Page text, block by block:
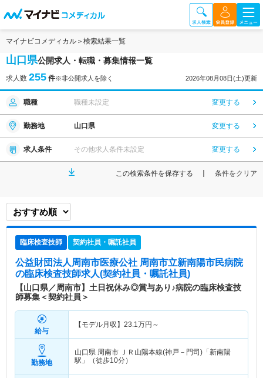
マイナビコメディカル 検索結果一覧
山口県公開求人・転職・募集情報一覧
求人数 255 件※非公開求人を除く 2026年08月08日(土)更新
職種 職種未設定 変更する
勤務地 山口県 変更する
求人条件 その他求人条件未設定 変更する
この検索条件を保存する 条件をクリア
臨床検査技師 契約社員・嘱託社員
公益財団法人周南市医療公社 周南市立新南陽市民病院
の臨床検査技師求人(契約社員・嘱託社員)
【山口県／周南市】土日祝休み◎賞与あり♪病院の臨床検査技
師募集＜契約社員＞
給与
【モデル月収】 23.1 万円～
勤務地
山口県 周南市
ＪＲ山陽本線(神戸－門司)「新南陽
駅」（徒歩10分）